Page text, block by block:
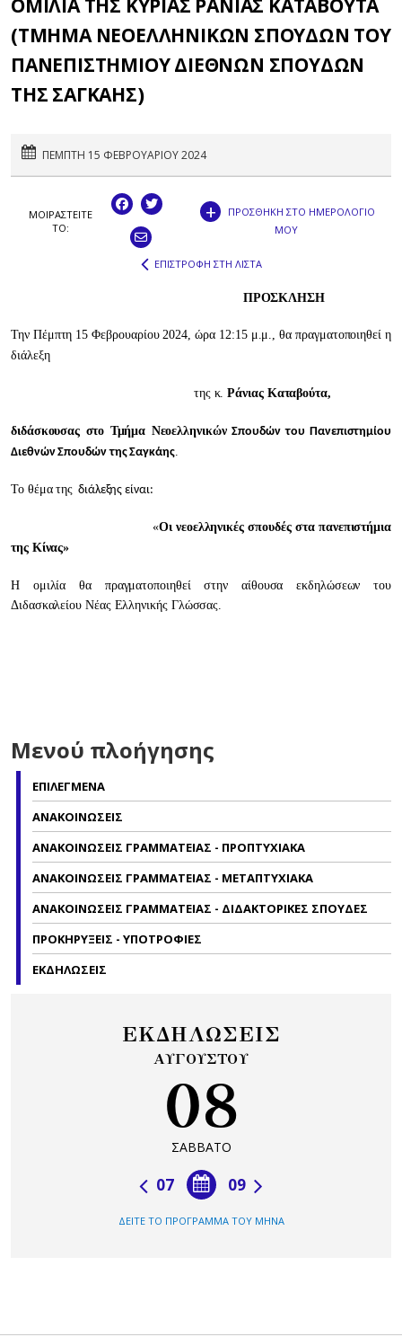
ΟΜΙΛΙΑ ΤΗΣ ΚΥΡΙΑΣ ΡΑΝΙΑΣ ΚΑΤΑΒΟΥΤΑ
(ΤΜΗΜΑ ΝΕΟΕΛΛΗΝΙΚΩΝ ΣΠΟΥΔΩΝ ΤΟΥ
ΠΑΝΕΠΙΣΤΗΜΙΟΥ ΔΙΕΘΝΩΝ ΣΠΟΥΔΩΝ
ΤΗΣ ΣΑΓΚΑΗΣ)
ΠΕΜΠΤΗ 15 ΦΕΒΡΟΥΑΡΙΟΥ 2024
ΜΟΙΡΑΣΤEIΤΕ
ΤΟ:
+
ΠΡΟΣΘΗΚΗ ΣΤΟ ΗΜΕΡΟΛΟΓΙΟ
ΜΟΥ
ΕΠΙΣΤΡΟΦΗ ΣΤΗ ΛΙΣΤΑ
ΠΡΟΣΚΛΗΣΗ
Την Πέμπτη 15 Φεβρουαρίου 2024, ώρα 12:15 μ.μ., θα πραγματοποιηθεί η
διάλεξη
της κ.Ράνιας Καταβούτα,
διδάσκουσας στο Τμήμα ΝεοελληνικώνΣπουδών του Πανεπιστημίου
Διεθνών Σπουδών της Σαγκάης.
Το θέμα της διάλεξης είναι:
«Οι νεοελληνικές σπουδές στα πανεπιστήμια
της Κίνας»
Η ομιλία θα πραγματοποιηθεί στην αίθουσα εκδηλώσεων του
Διδασκαλείου Νέας Ελληνικής Γλώσσας.
Μενού πλοήγησης
ΕΠΙΛΕΓΜΕΝΑ
ΑΝΑΚΟΙΝΩΣΕΙΣ
ΑΝΑΚΟΙΝΩΣΕΙΣ ΓΡΑΜΜΑΤΕΙΑΣ - ΠΡΟΠΤΥΧΙΑΚΑ
ΑΝΑΚΟΙΝΩΣΕΙΣ ΓΡΑΜΜΑΤΕΙΑΣ - ΜΕΤΑΠΤΥΧΙΑΚΑ
ΑΝΑΚΟΙΝΩΣΕΙΣ ΓΡΑΜΜΑΤΕΙΑΣ - ΔΙΔΑΚΤΟΡΙΚΕΣ ΣΠΟΥΔΕΣ
ΠΡΟΚΗΡΥΞΕΙΣ - ΥΠΟΤΡΟΦΙΕΣ
ΕΚΔΗΛΩΣΕΙΣ
ΕΚΔΗΛΩΣΕΙΣ
ΑΥΓΟΥΣΤΟΥ
08
ΣΑΒΒΑΤΟ
09
07
ΔΕΙΤΕ ΤΟ ΠΡΟΓΡΑΜΜΑ ΤΟΥ ΜΗΝΑ